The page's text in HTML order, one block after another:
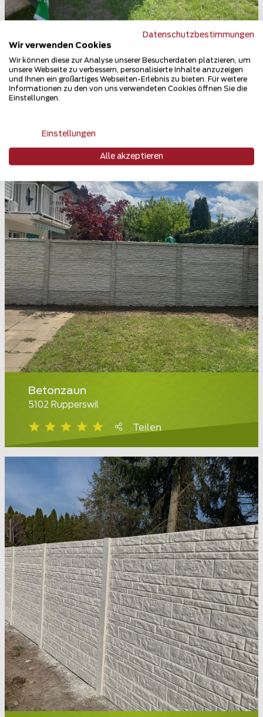
5611 Anglikon
Teilen
Betonzaun
5102 Rupperswil
Teilen
Datenschutzbestimmungen
Wir verwenden Cookies
Wir können diese zur Analyse unserer Besucherdaten platzieren, um
unsere Webseite zu verbessern, personalisierte Inhalte anzuzeigen
und Ihnen ein großartiges Webseiten-Erlebnis zu bieten. Für weitere
Informationen zu den von uns verwendeten Cookies öffnen Sie die
Einstellungen.
Einstellungen
Alle akzeptieren